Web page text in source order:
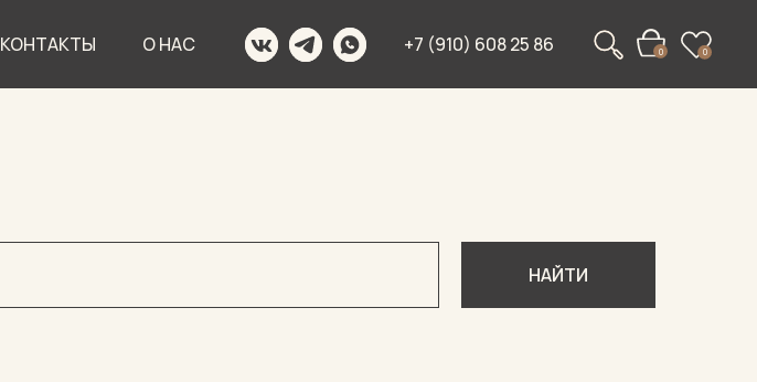
+7 (910) 608 25 86
КОНТАКТЫ О НАС 0
0
НАЙТИ